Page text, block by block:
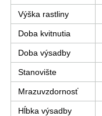
Výška rastliny
Doba kvitnutia
Doba výsadby
Stanovište
Mrazuvzdornosť
Hĺbka výsadby